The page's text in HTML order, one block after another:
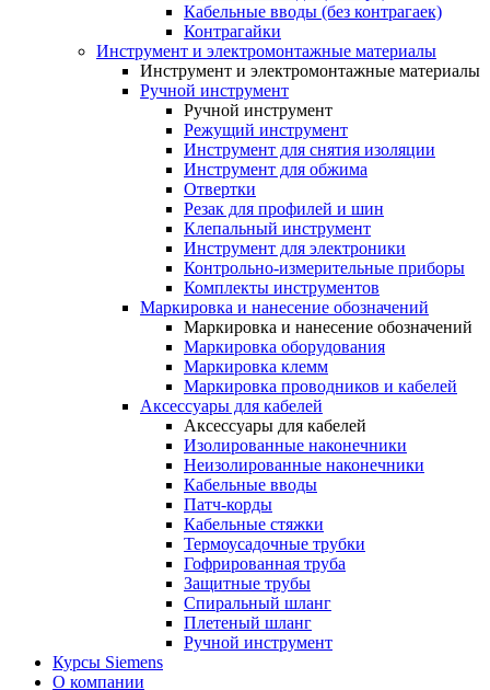
Кабельные вводы (без контрагаек)
Контрагайки
Инструмент и электромонтажные материалы
Инструмент и электромонтажные материалы
Ручной инструмент
Ручной инструмент
Режущий инструмент
Инструмент для снятия изоляции
Инструмент для обжима
Отвертки
Резак для профилей и шин
Клепальный инструмент
Инструмент для электроники
Контрольно-измерительные приборы
Комплекты инструментов
Маркировка и нанесение обозначений
Маркировка и нанесение обозначений
Маркировка оборудования
Маркировка клемм
Маркировка проводников и кабелей
Аксессуары для кабелей
Аксессуары для кабелей
Изолированные наконечники
Неизолированные наконечники
Кабельные вводы
Патч-корды
Кабельные стяжки
Термоусадочные трубки
Гофрированная труба
Защитные трубы
Спиральный шланг
Плетеный шланг
Ручной инструмент
Курсы Siemens
О компании